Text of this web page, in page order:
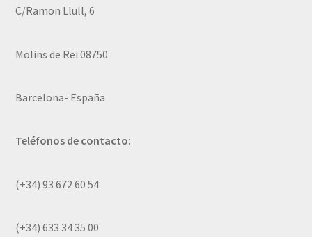
C/Ramon Llull, 6
Molins de Rei 08750
Barcelona- España
Teléfonos de contacto:
(+34) 93 672 60 54
(+34) 633 34 35 00